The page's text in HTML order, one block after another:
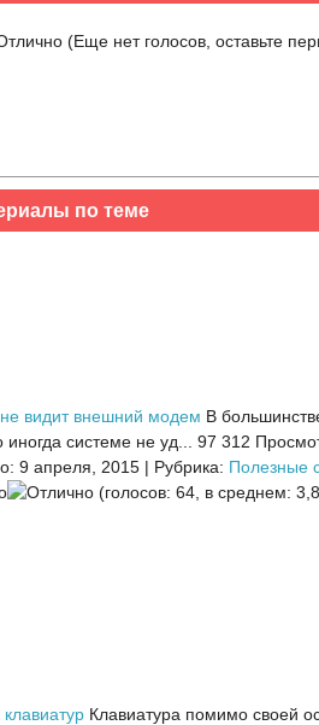
(Еще нет голосов, оставьте
по теме
видит внешний модем В
системе не уд...
97 312
9 апреля, 2015 | Рубрика: Полезные
(голосов: 64, в среднем:
клавиатур Клавиатура помимо своей